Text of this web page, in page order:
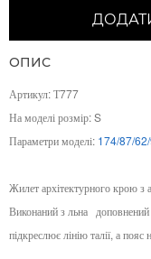
ОПИС
Артикул: Т777
На моделі розмір: S
Параметри моделі: 174/87/
Жилет архітектурного крою з
Виконаний з льна
підкреслює лінію талії, а